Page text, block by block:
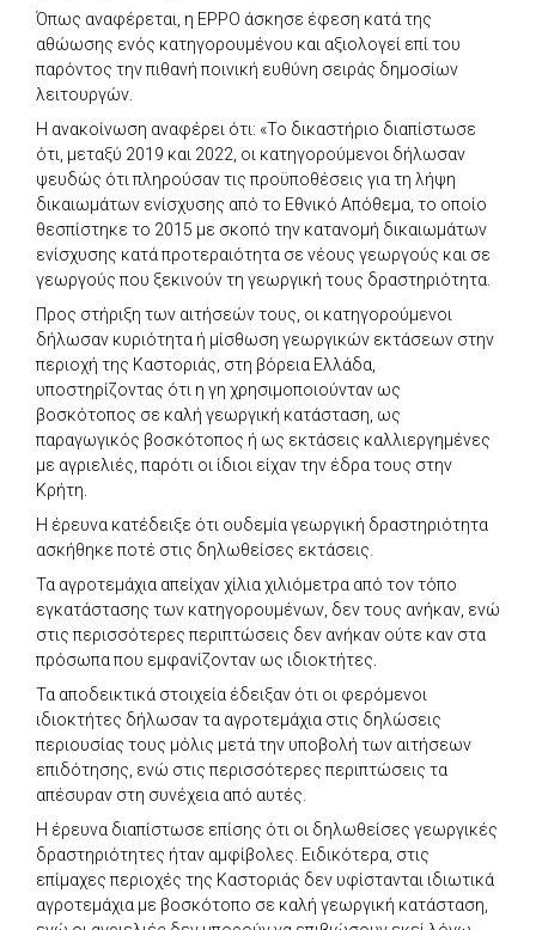
Όπως αναφέρεται, η EPPO άσκησε έφεση κατά της
αθώωσης ενός κατηγορουμένου και αξιολογεί επί του
παρόντος την πιθανή ποινική ευθύνη σειράς δημοσίων
λειτουργών.
Η ανακοίνωση αναφέρει ότι: «Το δικαστήριο διαπίστωσε
ότι, μεταξύ 2019 και 2022, οι κατηγορούμενοι δήλωσαν
ψευδώς ότι πληρούσαν τις προϋποθέσεις για τη λήψη
δικαιωμάτων ενίσχυσης από το Εθνικό Απόθεμα, το οποίο
θεσπίστηκε το 2015 με σκοπό την κατανομή δικαιωμάτων
ενίσχυσης κατά προτεραιότητα σε νέους γεωργούς και σε
γεωργούς που ξεκινούν τη γεωργική τους δραστηριότητα.
Προς στήριξη των αιτήσεών τους, οι κατηγορούμενοι
δήλωσαν κυριότητα ή μίσθωση γεωργικών εκτάσεων στην
περιοχή της Καστοριάς, στη βόρεια Ελλάδα,
υποστηρίζοντας ότι η γη χρησιμοποιούνταν ως
βοσκότοπος σε καλή γεωργική κατάσταση, ως
παραγωγικός βοσκότοπος ή ως εκτάσεις καλλιεργημένες
με αγριελιές, παρότι οι ίδιοι είχαν την έδρα τους στην
Κρήτη.
Η έρευνα κατέδειξε ότι ουδεμία γεωργική δραστηριότητα
ασκήθηκε ποτέ στις δηλωθείσες εκτάσεις.
Τα αγροτεμάχια απείχαν χίλια χιλιόμετρα από τον τόπο
εγκατάστασης των κατηγορουμένων, δεν τους ανήκαν, ενώ
στις περισσότερες περιπτώσεις δεν ανήκαν ούτε καν στα
πρόσωπα που εμφανίζονταν ως ιδιοκτήτες.
Τα αποδεικτικά στοιχεία έδειξαν ότι οι φερόμενοι
ιδιοκτήτες δήλωσαν τα αγροτεμάχια στις δηλώσεις
περιουσίας τους μόλις μετά την υποβολή των αιτήσεων
επιδότησης, ενώ στις περισσότερες περιπτώσεις τα
απέσυραν στη συνέχεια από αυτές.
Η έρευνα διαπίστωσε επίσης ότι οι δηλωθείσες γεωργικές
δραστηριότητες ήταν αμφίβολες. Ειδικότερα, στις
επίμαχες περιοχές της Καστοριάς δεν υφίστανται ιδιωτικά
αγροτεμάχια με βοσκότοπο σε καλή γεωργική κατάσταση,